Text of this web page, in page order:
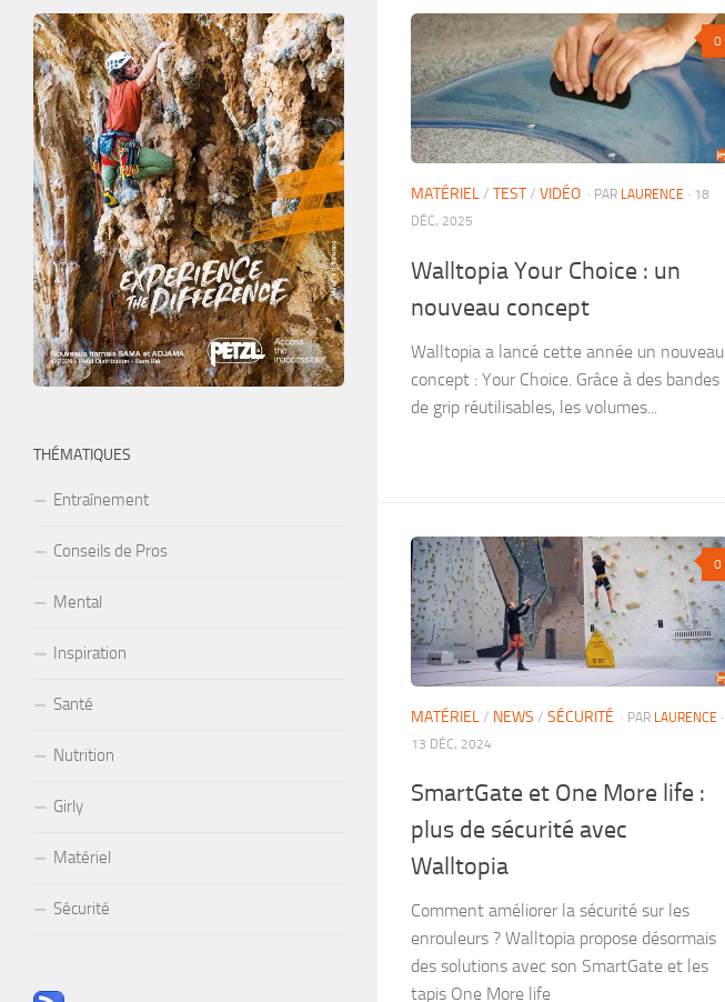
0
MATÉRIEL/ TEST/ VIDÉO · PAR LAURENCE · 18
DÉC, 2025
Walltopia Your Choice : un
nouveau concept
Walltopia a lancé cette année un nouveau
concept : Your Choice. Grâce à des bandes
de grip réutilisables, les volumes...
0
MATÉRIEL/ NEWS / SÉCURITÉ · PAR LAURENCE ·
13 DÉC, 2024
SmartGate et One More life :
plus de sécurité avec
Walltopia
Comment améliorer la sécurité sur les
enrouleurs ? Walltopia propose désormais
des solutions avec son SmartGate et les
tapis One More life
THÉMATIQUES
Entraînement
Conseils de Pros
Mental
Inspiration
Santé
Nutrition
Girly
Matériel
Sécurité